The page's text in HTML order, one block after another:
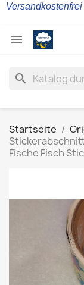

search
Startseite
Fische Fisch